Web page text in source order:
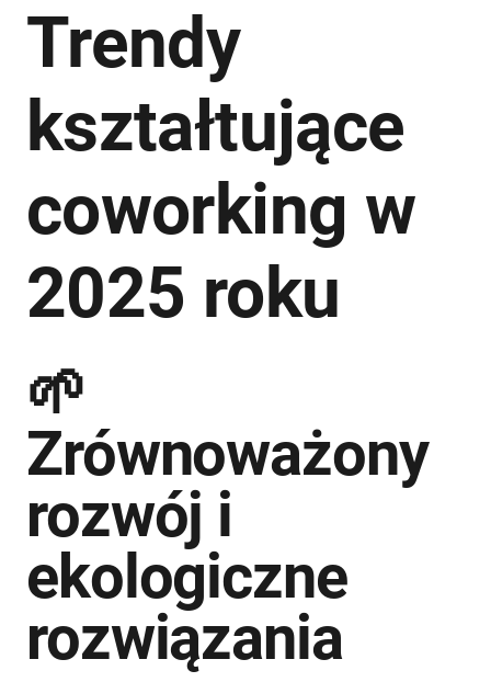
Trendy
kształtujące
coworking w
2025 roku
🌱
Zrównoważony
rozwój i
ekologiczne
rozwiązania